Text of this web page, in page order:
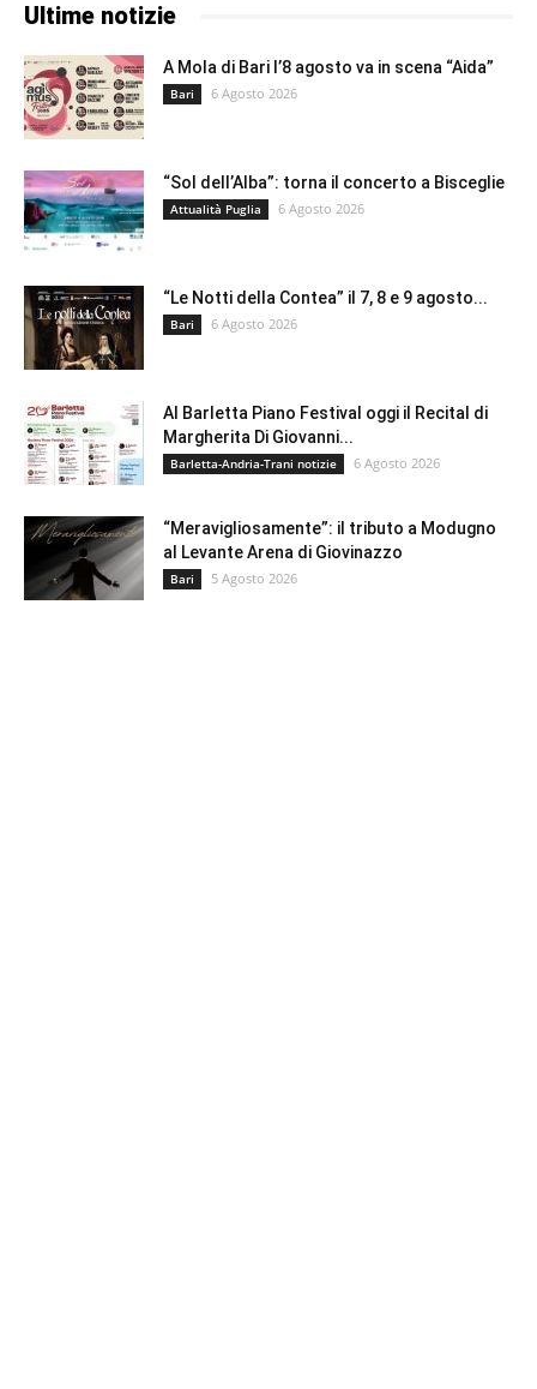
Ultime notizie
A Mola di Bari l’8 agosto va in scena “Aida”
Bari 6 Agosto 2026
“Sol dell’Alba”: torna il concerto a Bisceglie
Attualità Puglia 6 Agosto 2026
“Le Notti della Contea” il 7, 8 e 9 agosto...
Bari 6 Agosto 2026
Al Barletta Piano Festival oggi il Recital di
Margherita Di Giovanni...
Barletta-Andria-Trani notizie 6 Agosto 2026
“Meravigliosamente”: il tributo a Modugno
al Levante Arena di Giovinazzo
Bari 5 Agosto 2026